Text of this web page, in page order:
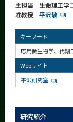
主担当 生命理工学
准教授 平沢敬
キーワード
応用微生物学、代謝
Webサイト
平沢研究室
研究紹介